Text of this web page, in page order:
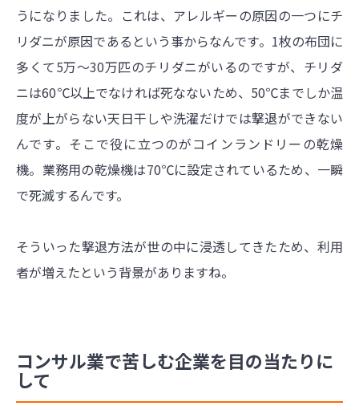
うになりました。これは、アレルギーの原因の一つにチ
リダニが原因であるという事からなんです。1枚の布団に
多くて5万～30万匹のチリダニがいるのですが、チリダ
ニは60℃以上でなければ死なないため、50℃までしか温
度が上がらない天日干しや洗濯だけでは撃退ができない
んです。そこで役に立つのがコインランドリーの乾燥
機。業務用の乾燥機は70℃に設定されているため、一瞬
で死滅するんです。
そういった撃退方法が世の中に浸透してきたため、利用
者が増えたという背景がありますね。
コンサル業で苦しむ企業を目の当たりに
して